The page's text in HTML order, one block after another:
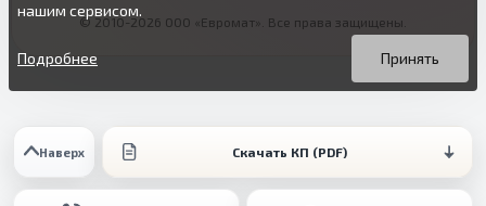
Наверх Скачать КП (PDF)
© 2010-2026 ООО «Евромат». Все права защищены.
нашим сервисом.
Вы можете подробнее прочитать о cookie-файлах в открытых
источниках или изменить настройки своего браузера.
Продолжая пользоваться данным сайтом без изменения
настроек вы даете согласие на использование ваших cookie-
Принять
Подробнее